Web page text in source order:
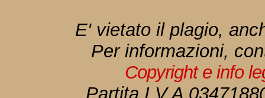
E' vietato il plagio,
Per informazioni,
Copyright e info
Partita I.V.A